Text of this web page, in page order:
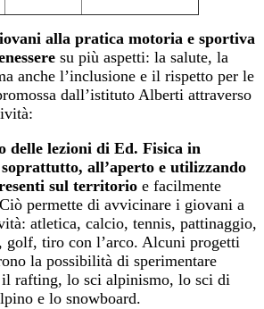
alla pratica motoria e sportiva
su più aspetti: la salute, la
anche l’inclusione e il rispetto per le
dall’istituto Alberti attraverso
delle lezioni di Ed. Fisica in
all’aperto e utilizzando
sul territorio e facilmente
permette di avvicinare i giovani a
atletica, calcio, tennis, pattinaggio,
golf, tiro con l’arco. Alcuni progetti
la possibilità di sperimentare
il rafting, lo sci alpinismo, lo sci di
e lo snowboard.